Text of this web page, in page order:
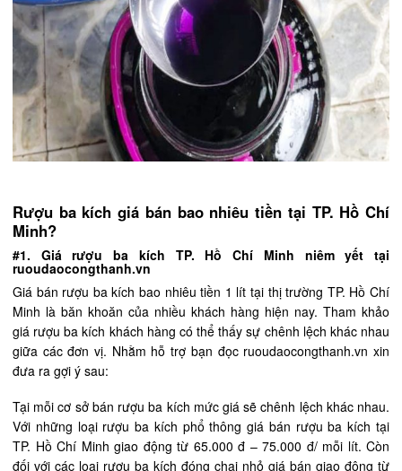
Rượu ba kích giá bán bao nhiêu tiền tại TP. Hồ Chí
Minh?
#1. Giá rượu ba kích TP. Hồ Chí Minh niêm yết tại
ruoudaocongthanh.vn
Giá bán rượu ba kích bao nhiêu tiền 1 lít tại thị trường TP. Hồ Chí
Minh là băn khoăn của nhiều khách hàng hiện nay. Tham khảo
giá rượu ba kích khách hàng có thể thấy sự chênh lệch khác nhau
giữa các đơn vị. Nhằm hỗ trợ bạn đọc ruoudaocongthanh.vn xin
đưa ra gợi ý sau:
Tại mỗi cơ sở bán rượu ba kích mức giá sẽ chênh lệch khác nhau.
Với những loại rượu ba kích phổ thông giá bán rượu ba kích tại
TP. Hồ Chí Minh giao động từ 65.000 đ – 75.000 đ/ mỗi lít. Còn
đối với các loại rượu ba kích đóng chai nhỏ giá bán giao động từ